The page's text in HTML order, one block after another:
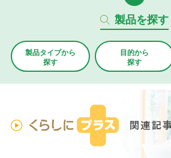
製品を探す
製品タイプから
探す
目的から
探す